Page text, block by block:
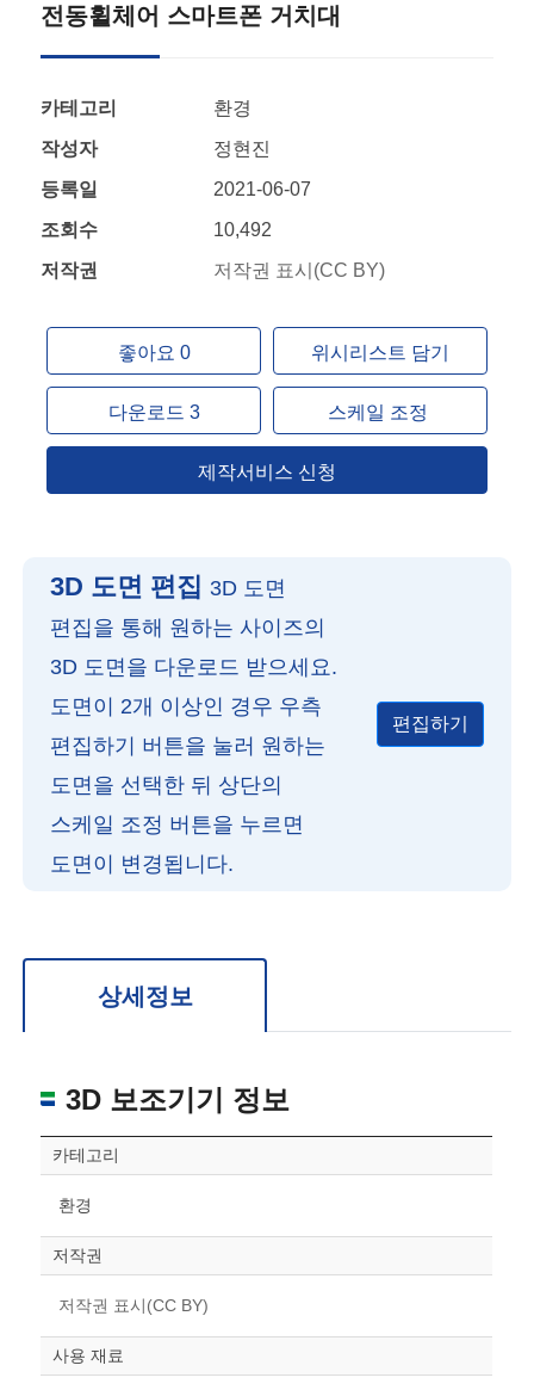
전동휠체어 스마트폰 거치대
카테고리
환경
작성자
정현진
등록일
2021-06-07
조회수
10,492
저작권
저작권 표시(CC BY)
좋아요 0 위시리스트 담기
다운로드 3 스케일 조정
제작서비스 신청
3D 도면 편집 3D 도면
편집을 통해 원하는 사이즈의
3D 도면을 다운로드 받으세요.
도면이 2개 이상인 경우 우측
편집하기 버튼을 눌러 원하는
도면을 선택한 뒤 상단의
스케일 조정 버튼을 누르면
도면이 변경됩니다.
편집하기
위치 이동: 우측 드래그
상세정보
3D 보조기기 정보
카테고리
환경
저작권
저작권 표시(CC BY)
사용 재료